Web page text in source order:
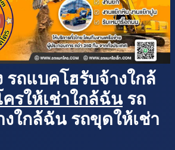
รถแบคโฮรับจ้างใกล้
รให้เช่าใกล้ฉัน รถ
ใกล้ฉัน รถขุดให้เช่า